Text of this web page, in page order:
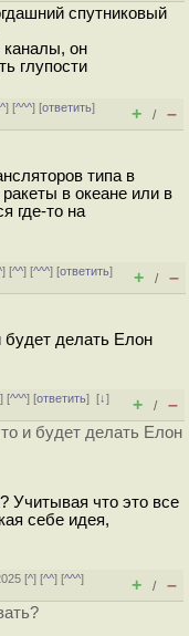
спутниковый
каналы, он
глупости
] [^^^] [ответить]
+ / –
типа в
в океане или в
где-то на
] [^^] [^^^] [ответить]
+ / –
будет делать Елон
] [^^^] [ответить][↓]
+ / –
и будет делать Елон
Учитывая что это все
себе идея,
[^] [^^] [^^^]
+ / –